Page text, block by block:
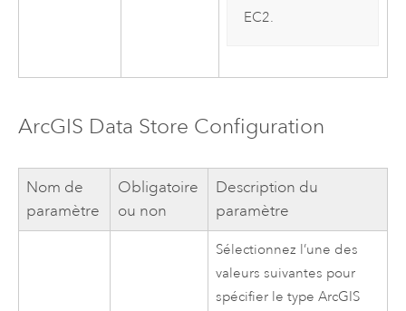
EC2.
ArcGIS Data Store Configuration
Nom de
paramètre
Obligatoire
ou non
Description du
paramètre
Sélectionnez l’une des
valeurs suivantes pour
spécifier le typeArcGIS